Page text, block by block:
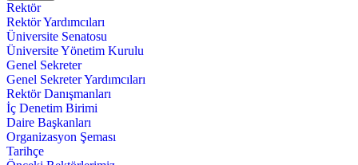
Rektör
Rektör Yardımcıları
Üniversite Senatosu
Üniversite Yönetim Kurulu
Genel Sekreter
Genel Sekreter Yardımcıları
Rektör Danışmanları
İç Denetim Birimi
Daire Başkanları
Organizasyon Şeması
Tarihçe